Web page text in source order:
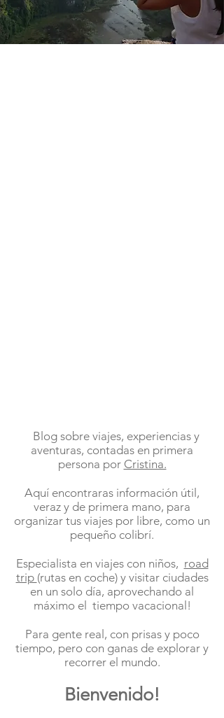
Blog sobre viajes, experiencias y
aventuras, contadas en primera
persona por Cristina.
Aquí encontraras información útil,
veraz y de primera mano, para
organizar tus viajes por libre, como un
pequeño colibrí.
Especialista en viajes con niños, road
trip (rutas en coche) y visitar ciudades
en un solo día, aprovechando al
máximo el tiempo vacacional!
Para gente real, con prisas y poco
tiempo, pero con ganas de explorar y
recorrer el mundo.
Bienvenido!